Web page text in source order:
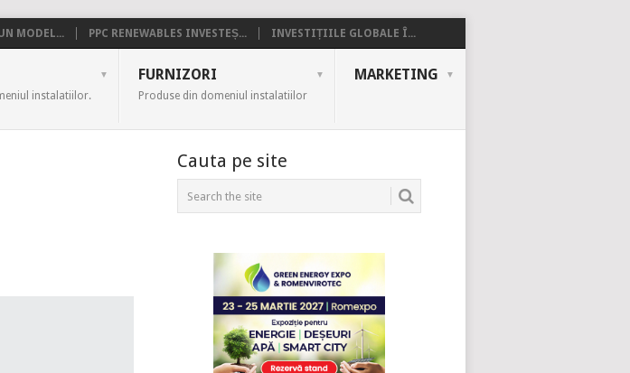
MODEL... PPC RENEWABLES INVESTEȘ... INVESTIȚIILE GLOBALE Î...
instalatiilor.
FURNIZORI
Produse din domeniul instalatiilor
MARKETING
Cauta pe site